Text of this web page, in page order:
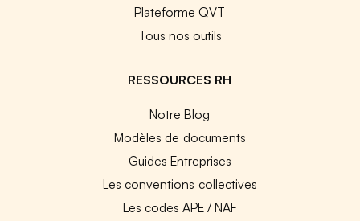
Plateforme QVT
Tous nos outils
RESSOURCES RH
Notre Blog
Modèles de documents
Guides Entreprises
Les conventions collectives
Les codes APE / NAF